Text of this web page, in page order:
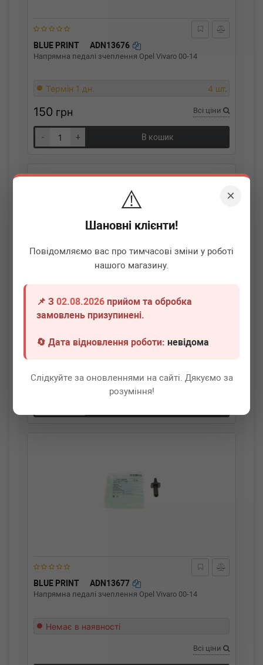
×
⚠️
Шановні клієнти!
Повідомляємо вас про тимчасові зміни у роботі
нашого магазину.
📌 З02.08.2026 прийом та обробка
замовлень призупинені.
🔄 Дата відновлення роботи:невідома
Слідкуйте за оновленнями на сайті. Дякуємо за
розуміння!
BLUE PRINT ADN13676
Напрямна педалі зчеплення Opel Vivaro 00-14
Термін 1 дн. 4 шт.
150 грн Всі ціни
- + В кошик
BLUE PRINT ADV183311
380 грн Всі ціни
BLUE PRINT ADN13677
Напрямна педалі зчеплення Opel Vivaro 00-14
Немає в наявності
Всі ціни